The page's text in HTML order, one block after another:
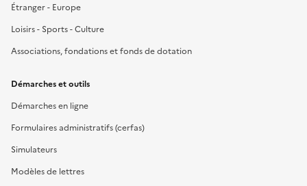
Étranger - Europe
Loisirs - Sports - Culture
Associations, fondations et fonds de dotation
Démarches et outils
Démarches en ligne
Formulaires administratifs (cerfas)
Simulateurs
Modèles de lettres